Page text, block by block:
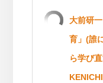
大前研
育」(誰
ら学び